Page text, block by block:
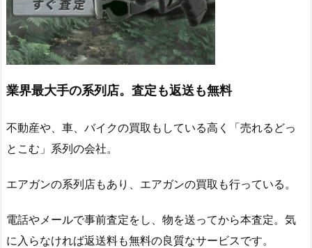
業界最大手の系列店。査定も返送も無料
不動産や、車、バイクの買取もしている高く「売れるどっ
とこむ」系列の会社。
エアガンの系列店もあり、エアガンの買取も行っている。
電話やメールで事前査定をし、物を送ってから本査定。気
に入らなければ返送料も無料の良質なサービスです。